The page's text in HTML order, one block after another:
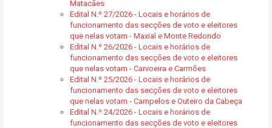
Matacães
Edital N.º 27/2026 - Locais e horários de
funcionamento das secções de voto e eleitores
que nelas votam - Maxial e Monte Redondo
Edital N.º 26/2026 - Locais e horários de
funcionamento das secções de voto e eleitores
que nelas votam - Carvoeira e Carmões
Edital N.º 25/2026 - Locais e horários de
funcionamento das secções de voto e eleitores
que nelas votam - Campelos e Outeiro da Cabeça
Edital N.º 24/2026 - Locais e horários de
funcionamento das secções de voto e eleitores